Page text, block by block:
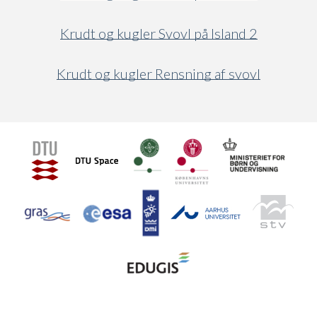
Krudt og kugler Svovl på Island 2
Krudt og kugler Rensning af svovl